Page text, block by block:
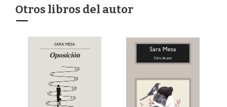
Otros libros del autor